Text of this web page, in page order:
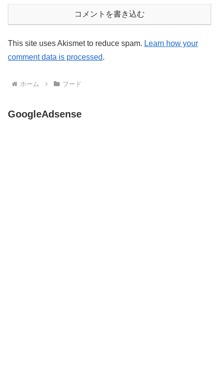
コメントを書き込む
This site uses Akismet to reduce spam. Learn how your
comment data is processed.
ホーム フード
GoogleAdsense